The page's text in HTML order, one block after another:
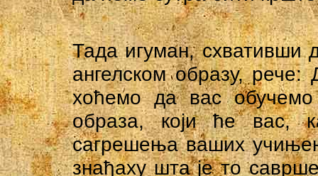
Тада игуман, схвативши
ангелском образу,
хоћемо да вас обучемо
образа, који ће вас,
сагрешења ваших
знађаху шта је то